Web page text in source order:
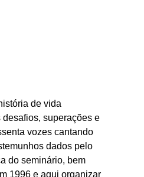
de vida
superações e
vozes cantando
dados pelo
do seminário, bem
1996 e aqui organizar